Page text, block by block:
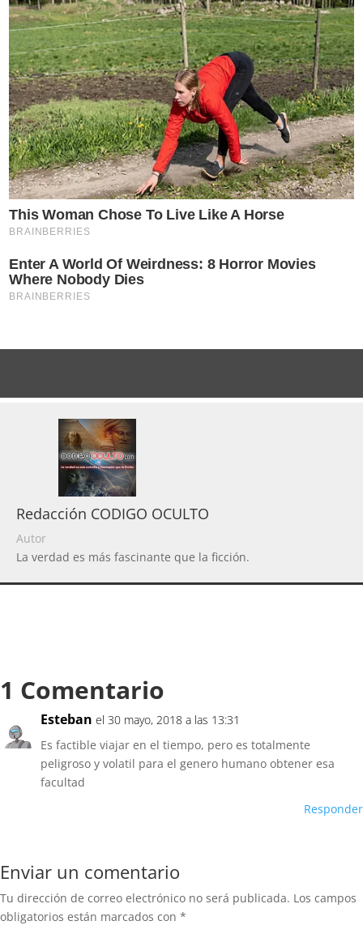
Redacción CODIGO OCULTO
Autor
La verdad es más fascinante que la ficción.
1 Comentario
Esteban el 30 mayo, 2018 a las 13:31
Es factible viajar en el tiempo, pero es totalmente
peligroso y volatil para el genero humano obtener esa
facultad
Responder
Enviar un comentario
Tu dirección de correo electrónico no será publicada. Los campos
obligatorios están marcados con *